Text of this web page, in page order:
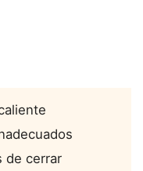
de cerrar